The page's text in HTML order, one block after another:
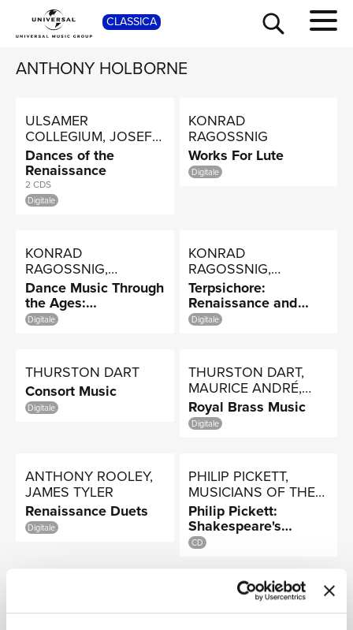
CLASSICA
ANTHONY HOLBORNE
ULSAMER
COLLEGIUM, JOSEF
ULSAMER
Dances of the
Renaissance
2 CDS
Digitale
KONRAD
RAGOSSNIG
Works For Lute
Digitale
KONRAD
RAGOSSNIG,
ULSAMER
COLLEGIUM,
ENSEMBLE EDUARD
MELKUS
Dance Music Through
the Ages:
Renaissance; Early
Baroque; High
Viennese Classical
Period; Biedermeier
Period
Digitale
KONRAD
RAGOSSNIG,
ULSAMER
COLLEGIUM, JOSEF
ULSAMER
Terpsichore:
Renaissance and
Early Baroque Dance
Music
Digitale
THURSTON DART
Consort Music
Digitale
THURSTON DART,
MAURICE ANDRÉ,
PIERRE COLOMBO
Royal Brass Music
Digitale
ANTHONY ROOLEY,
JAMES TYLER
Renaissance Duets
Digitale
PHILIP PICKETT,
MUSICIANS OF THE
GLOBE
Philip Pickett:
Shakespeare's
Musick
CD
HOGWOOD, THE
MUSICA RESERVATA,
MICHAEL MORROW,
TOUR
NEWS
RICERCA
CHI